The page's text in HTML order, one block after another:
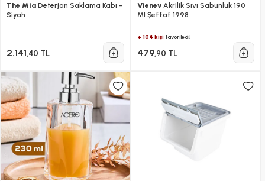
The Mia Deterjan Saklama Kabı -
Siyah
2.141,40 TL
VienevAkrilik Sıvı Sabunluk 190
Ml Şeffaf 1998
+ 104 kişifavoriledi!
479,90 TL